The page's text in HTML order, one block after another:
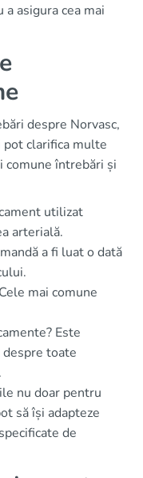
asigura cea mai
despre Norvasc,
clarifica multe
comune întrebări și
utilizat
arterială.
a fi luat o dată
mai comune
Este
toate
nu doar pentru
să își adapteze
de